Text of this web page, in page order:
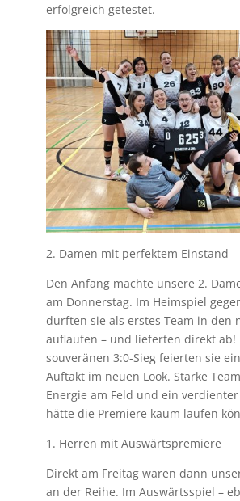
erfolgreich getestet.
2. Damen mit perfektem Einstand
Den Anfang machte unsere 2.
am Donnerstag. Im Heimspiel
durften sie als erstes Team in den
auflaufen – und lieferten direkt ab!
souveränen 3:0-Sieg feierten sie
Auftakt im neuen Look. Starke
Energie am Feld und ein verdienter
hätte die Premiere kaum laufen
1. Herren mit Auswärtspremiere
Direkt am Freitag waren dann
an der Reihe. Im Auswärtsspiel –